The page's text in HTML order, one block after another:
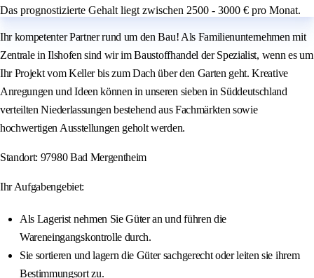
Das prognostizierte Gehalt liegt zwischen 2500 - 3000 € pro Monat.
Ihr kompetenter Partner rund um den Bau! Als Familienunternehmen mit
Zentrale in Ilshofen sind wir im Baustoffhandel der Spezialist, wenn es um
Ihr Projekt vom Keller bis zum Dach über den Garten geht. Kreative
Anregungen und Ideen können in unseren sieben in Süddeutschland
verteilten Niederlassungen bestehend aus Fachmärkten sowie
hochwertigen Ausstellungen geholt werden.
Standort: 97980 Bad Mergentheim
Ihr Aufgabengebiet:
Als Lagerist nehmen Sie Güter an und führen die
Wareneingangskontrolle durch.
Sie sortieren und lagern die Güter sachgerecht oder leiten sie ihrem
Bestimmungsort zu.